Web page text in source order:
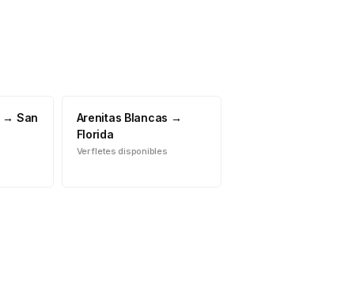
→ San
Arenitas Blancas →
Florida
Ver fletes disponibles